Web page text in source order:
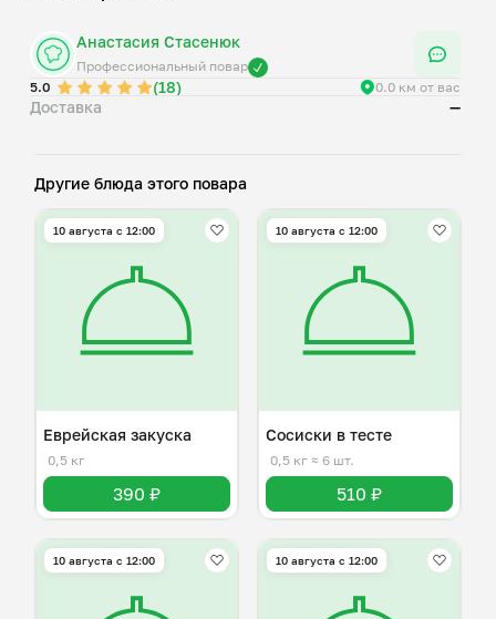
Анастасия Стасенюк
Профессиональный повар
5.0
(18) 0.0 км от вас
Доставка —
Другие блюда этого повара
10 августа с 12:00
Еврейская закуска
0,5 кг
390 ₽
10 августа с 12:00
Сосиски в тесте
0,5 кг ≈ 6 шт.
510 ₽
10 августа с 12:00 10 августа с 12:00